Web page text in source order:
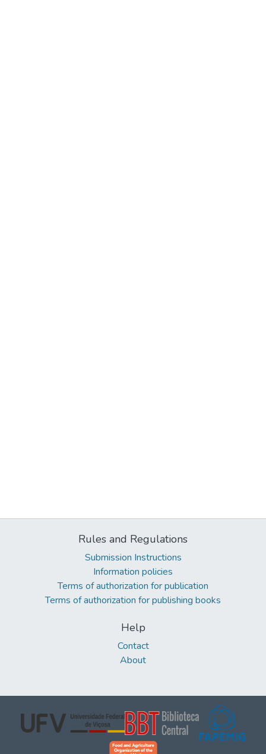
Rules and Regulations
Submission Instructions
Information policies
Terms of authorization for publication
Terms of authorization for publishing books
Help
Contact
About